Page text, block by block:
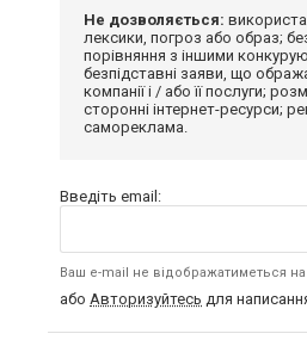
Не дозволяється:
лексики, погроз або образ;
порівняння з іншими
безпідставні заяви, що
компанії і / або її послуги;
сторонні інтернет-ресурси;
самореклама.
Введіть email:
Ваш e-mail не відображатиметься на
або Авторизуйтесь для